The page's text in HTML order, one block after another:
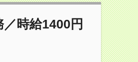
時給1400円